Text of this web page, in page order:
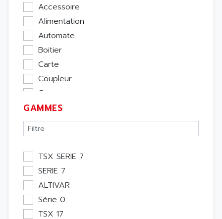
Accessoire
Alimentation
Automate
Boitier
Carte
Coupleur
Cpu
Ecran
Entrée / Sortie
Memoire
Module Métier
Moteur
Pupitre Opérateur
Rack
Etude
GAMMES
TSX SERIE 7
SERIE 7
ALTIVAR
Série 0
TSX 17